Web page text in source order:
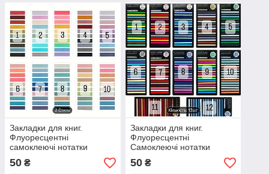
Закладки для книг.
Флуоресцентні
самоклеючі нотатки
50 ₴
Закладки для книг.
Флуоресцентні
Самоклеючі нотатки
50₴